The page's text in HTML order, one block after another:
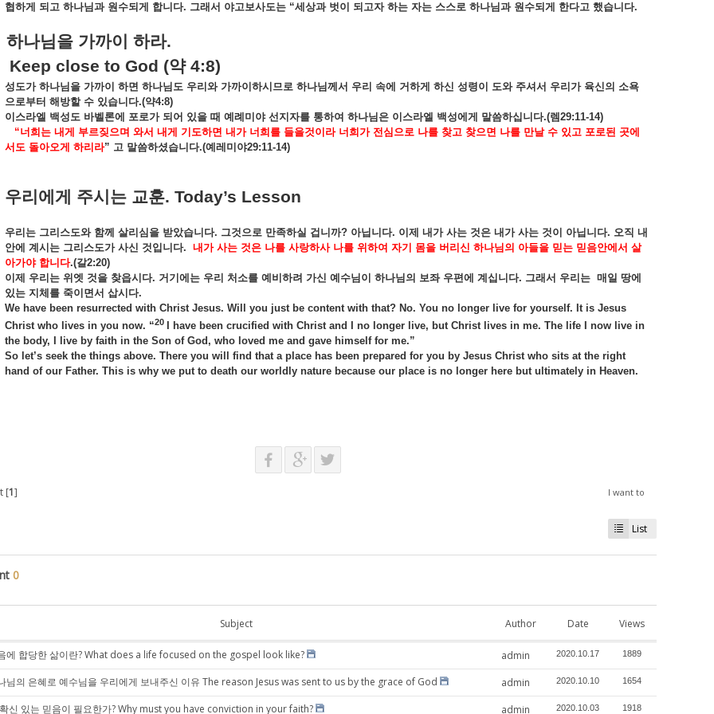
협하게 되고 하나님과 원수되게 합니다. 그래서 야고보사도는 “세상과 벗이 되고자 하는 자는 스스로 하나님과 원수되게 한다고 했습니다.
하나님을 가까이 하라.
close to God (약4:8)
성도가 하나님을 가까이 하면 하나님도 우리와 가까이하시므로 하나님께서 우리 속에 거하게 하신 성령이 도와 주셔서 우리가 육신의 소욕
으로부터 해방할 수 있습니다.(약4:8)
이스라엘 백성도 바벨론에 포로가 되어 있을 때 예례미야 선지자를 통하여 하나님은 이스라엘 백성에게 말씀하십니다.(렘29:11-14)
“너희는 내게 부르짖으며 와서 내게 기도하면 내가 너희를 들을것이라 너희가 전심으로 나를 찾고 찾으면 나를 만날 수 있고 포로된 곳에
서도 돌아오게 하리라” 고 말씀하셨습니다.(예레미야29:11-14)
우리에게 주시는 교훈. Today’s Lesson
우리는 그리스도와 함께 살리심을 받았습니다. 그것으로 만족하실 겁니까? 아닙니다. 이제 내가 사는 것은 내가 사는 것이 아닙니다. 오직 내
안에 계시는 그리스도가 사신 것입니다. 내가 사는 것은 나를 사랑하사 나를 위하여 자기 몸을 버리신 하나님의 아들을 믿는 믿음안에서 살
아가야 합니다.(갈2:20)
이제
우리는 위엣 것을 찾읍시다. 거기에는 우리 처소를 예비하려 가신 예수님이 하나님의 보좌 우편에 계십니다. 그래서 우리는 매일 땅에
있는 지체를 죽이면서 삽시다.
We have been resurrected with Christ Jesus. Will you just be content with that? No. You no longer live for yourself. It is Jesus
Christ who lives in you now. “20
I have been crucified with Christ and I no longer live, but Christ lives in me. The life I now live in
the body, I live by faith in the Son of God, who loved me and gave himself for me.”
So let’s seek the things above. There you will find that a place has been prepared for you by Jesus Christ who sits at the right
hand of our Father. This is why we put to death our worldly nature because our place is no longer here but ultimately in Heaven.
[1] I want to
List
0
Subject Author Date Views
에 합당한 삶이란? What does a life focused on the gospel look like? admin 2020.10.17 1889
님의 은혜로 예수님을 우리에게 보내주신 이유 The reason Jesus was sent to us by the grace of God admin 2020.10.10 1654
신 있는 믿음이 필요한가? Why must you have conviction in your faith? admin 2020.10.03 1918